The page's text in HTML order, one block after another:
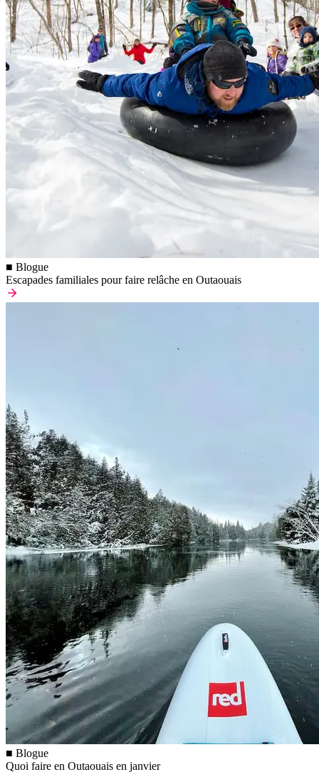
■ Blogue
Escapades familiales pour faire relâche en Outaouais
■ Blogue
Quoi faire en Outaouais en janvier